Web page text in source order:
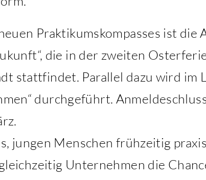
Praktikumskompasses ist die
die in der zweiten
stattfindet. Parallel dazu wird im
durchgeführt.
jungen Menschen frühzeitig
Unternehmen die